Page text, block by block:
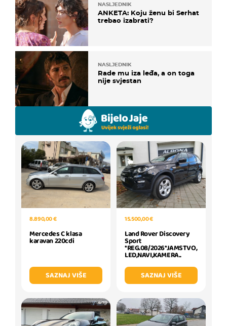
NASLJEDNIK
ANKETA: Koju ženu bi Serhat
trebao izabrati?
NASLJEDNIK
Rade mu iza leđa, a on toga
nije svjestan
8.890,00 €
Mercedes C klasa
karavan 220cdi
SAZNAJ VIŠE
15.500,00 €
Land Rover Discovery
Sport
*REG.08/2026*JAMSTVO,
LED,NAVI,KAMERA..
SAZNAJ VIŠE